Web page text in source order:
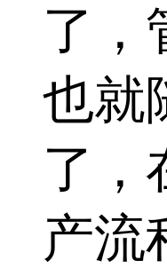
了，
也就
了，
产流